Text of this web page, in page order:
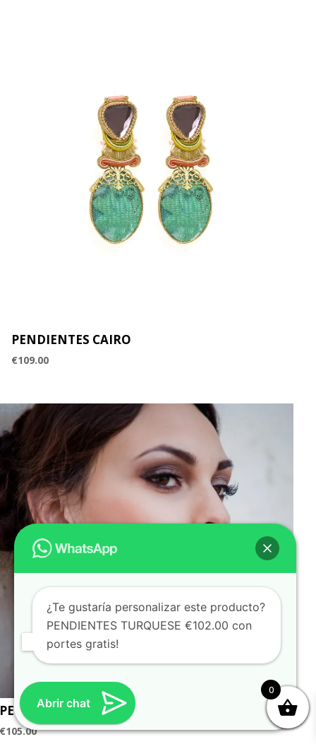
PENDIENTES CAIRO
€109.00
PENDIENTES ROSITA rosa y nude
€105.00
0
¿Te gustaría personalizar este producto?
PENDIENTES TURQUESE €102.00 con
portes gratis!
Abrir chat